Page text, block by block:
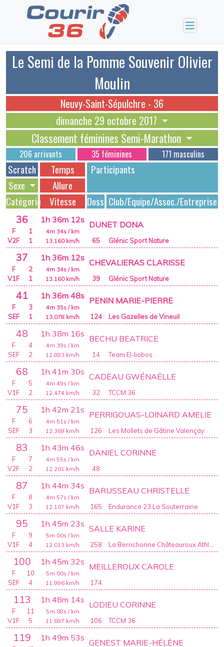
Le Semi de la Pomme Souvenir Olivier
Moulin
dimanche 29 octobre 2017
Neuvy-Saint-Sépulchre - 36
Classement féminines Semi-Marathon
206 arrivants 35 féminines 171 masculins
Scratch Temps
Dossards
Participants
Allure
Vitesse
Sexe
Catégorie
Club/Equipe/Assoc./Entreprise
36 1h 36m 12s
65
DUNET DONA
4m 34s / km
13.160 km/h
F
1
V2F
1 Glénic Sport Nature
37 1h 36m 12s
39
CHEVALIERAS CLARISSE
4m 34s / km
13.160 km/h
F
2
V1F
1 Glénic Sport Nature
41 1h 36m 48s
124
PENIN MARIE-PIERRE
4m 35s / km
13.078 km/h
F
3
SEF
1 Les Gazelles de Vineuil
48 1h 38m 16s
14
BECHU BEATRICE
4m 39s / km
12.883 km/h
F
4
SEF
2 Team El-liobos
68 1h 41m 30s
32
CADEAU GWÉNAËLLE
4m 49s / km
12.474 km/h
F
5
V1F
2 TCCM 36
75 1h 42m 21s
126
PERRIGOUAS-LOINARD AMELIE
4m 51s / km
12.369 km/h
F
6
SEF
3 Les Mollets de Gâtine Valençay
83 1h 43m 46s
48
DANIEL CORINNE
4m 55s / km
12.201 km/h
F
7
V2F
2
87 1h 44m 34s
165
BARUSSEAU CHRISTELLE
4m 57s / km
12.107 km/h
F
8
V1F
3 Endurance 23 La Souterraine
95 1h 45m 23s
258
SALLE KARINE
5m 00s / km
12.013 km/h
F
9
V1F
4
100 1h 45m 32s
174
MEILLEROUX CAROLE
5m 00s / km
11.996 km/h
F
10
SEF
4
113 1h 48m 14s
106
LODIEU CORINNE
5m 08s / km
11.697 km/h
F
11
V1F
5 TCCM 36
119 1h 49m 53s GENEST MARIE-HÉLÈNE